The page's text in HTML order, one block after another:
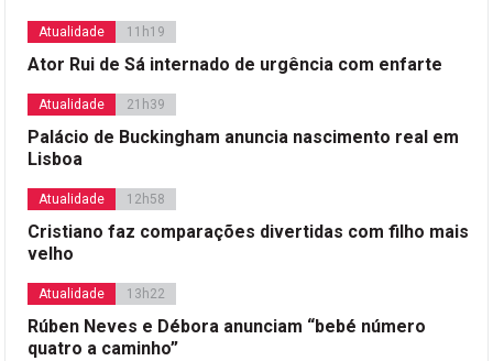
Atualidade 11h19
Ator Rui de Sá internado de urgência com enfarte
Atualidade 21h39
Palácio de Buckingham anuncia nascimento real em
Lisboa
Atualidade 12h58
Cristiano faz comparações divertidas com filho mais
velho
Atualidade 13h22
Rúben Neves e Débora anunciam “bebé número
quatro a caminho”